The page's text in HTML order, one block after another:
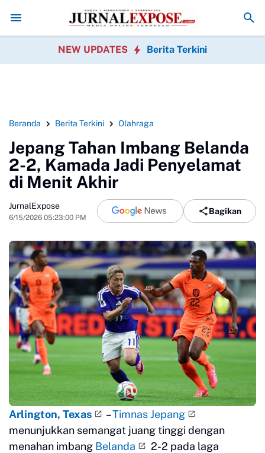
SDN Pasirwalang KecewaSEKBER FAHMI Desak Polrestabes
NEW UPDATES Berita Terkini
Beranda Berita Terkini Olahraga
Jepang Tahan Imbang Belanda
2-2, Kamada Jadi Penyelamat
di Menit Akhir
JurnalExpose
6/15/2026 05:23:00 PM
Bagikan
Arlington, Texas –Timnas Jepang
menunjukkan semangat juang tinggi dengan
menahan imbang Belanda
2-2 pada laga